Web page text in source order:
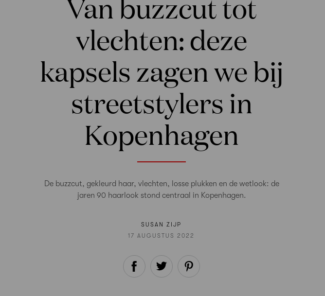
Van buzzcut tot
vlechten: deze
kapsels zagen we bij
streetstylers in
Kopenhagen
De buzzcut, gekleurd haar, vlechten, losse plukken en de wetlook: de
jaren 90 haarlook stond centraal in Kopenhagen.
SUSAN ZIJP
17 AUGUSTUS 2022